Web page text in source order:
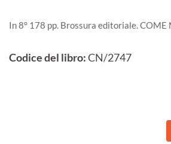
In 8° 178 pp. Brossura editoriale. COME
Codice del libro:CN/2747